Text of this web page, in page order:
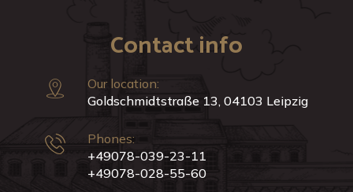
Contact info
Our location:
Goldschmidtstraße 13, 04103 Leipzig
Phones:
+49078-039-23-11
+49078-028-55-60